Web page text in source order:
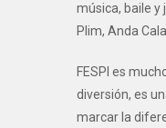
música, baile y
Plim, Anda
FESPI es
diversión, es
marcar la